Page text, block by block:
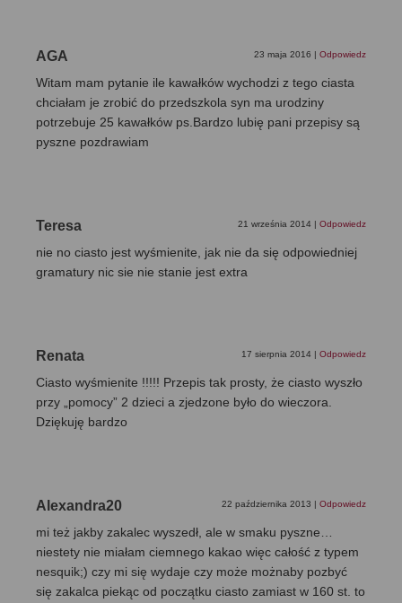
AGA 23 maja 2016 | Odpowiedz
Witam mam pytanie ile kawałków wychodzi z tego ciasta
chciałam je zrobić do przedszkola syn ma urodziny
potrzebuje 25 kawałków ps.Bardzo lubię pani przepisy są
pyszne pozdrawiam
Teresa 21 września 2014 | Odpowiedz
nie no ciasto jest wyśmienite, jak nie da się odpowiedniej
gramatury nic sie nie stanie jest extra
Renata 17 sierpnia 2014 | Odpowiedz
Ciasto wyśmienite !!!!! Przepis tak prosty, że ciasto wyszło
przy „pomocy” 2 dzieci a zjedzone było do wieczora.
Dziękuję bardzo
Alexandra20 22 października 2013 | Odpowiedz
mi też jakby zakalec wyszedł, ale w smaku pyszne…
niestety nie miałam ciemnego kakao więc całość z typem
nesquik;) czy mi się wydaje czy może możnaby pozbyć
się zakalca piekąc od początku ciasto zamiast w 160 st. to